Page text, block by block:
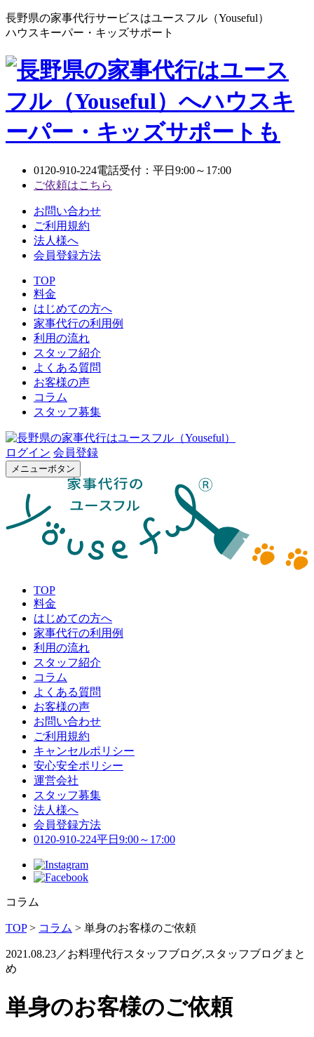
長野県の家事代行サービスはユースフル（Youseful）
ハウスキーパー・キッズサポート
0120-910-224電話受付：平日9:00～17:00
ご依頼はこちら
お問い合わせ
ご利用規約
法人様へ
会員登録方法
TOP
料金
はじめての方へ
家事代行の利用例
利用の流れ
スタッフ紹介
よくある質問
お客様の声
コラム
スタッフ募集
ログイン 会員登録
メニューボタン
TOP
料金
はじめての方へ
家事代行の利用例
利用の流れ
スタッフ紹介
コラム
よくある質問
お客様の声
お問い合わせ
ご利用規約
キャンセルポリシー
安心安全ポリシー
運営会社
スタッフ募集
法人様へ
会員登録方法
0120-910-224平日9:00～17:00
コラム
TOP> コラム > 単身のお客様のご依頼
2021.08.23／お料理代行スタッフブログ,スタッフブログまと
め
単身のお客様のご依頼